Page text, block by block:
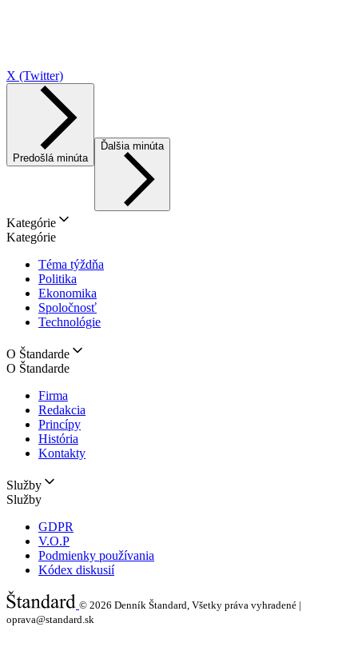
X (Twitter)
Predošlá minúta
Ďalšia minúta
Kategórie
Kategórie
Téma týždňa
Politika
Ekonomika
Spoločnosť
Technológie
O Štandarde
O Štandarde
Firma
Redakcia
Princípy
História
Kontakty
Služby
Služby
GDPR
V.O.P
Podmienky používania
Kódex diskusií
© 2026 Denník Štandard, Všetky práva vyhradené |
oprava@standard.sk